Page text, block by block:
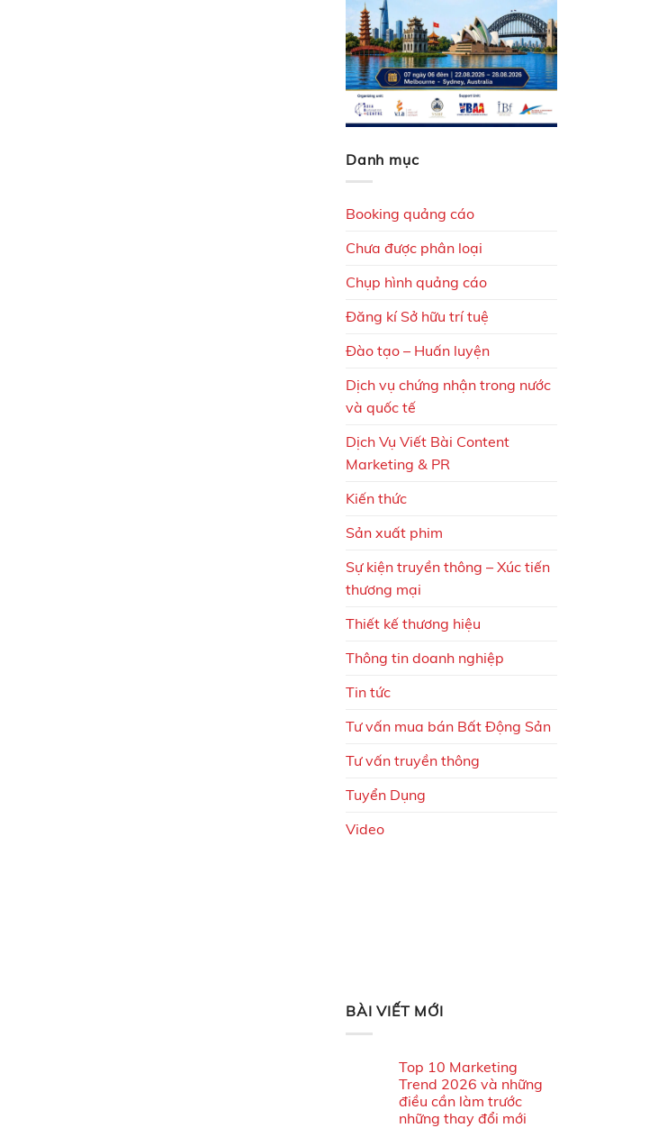
Danh mục
Booking quảng cáo
Chưa được phân loại
Chụp hình quảng cáo
Đăng kí Sở hữu trí tuệ
Đào tạo – Huấn luyện
Dịch vụ chứng nhận trong nước
và quốc tế
Dịch Vụ Viết Bài Content
Marketing & PR
Kiến thức
Sản xuất phim
Sự kiện truyền thông – Xúc tiến
thương mại
Thiết kế thương hiệu
Thông tin doanh nghiệp
Tin tức
Tư vấn mua bán Bất Động Sản
Tư vấn truyền thông
Tuyển Dụng
Video
BÀI VIẾT MỚI
Top 10 Marketing
Trend 2026 và những
điều cần làm trước
những thay đổi mới